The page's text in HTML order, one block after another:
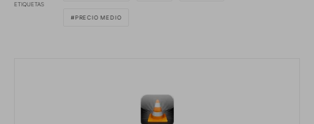
ETIQUETAS
PRECIO MEDIO